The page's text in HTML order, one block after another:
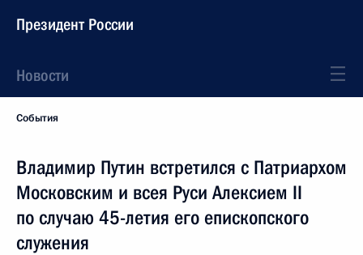
Президент России
Новости
События
Владимир Путин встретился с Патриархом
Московским и всея Руси Алексием II
по случаю 45-летия его епископского
служения